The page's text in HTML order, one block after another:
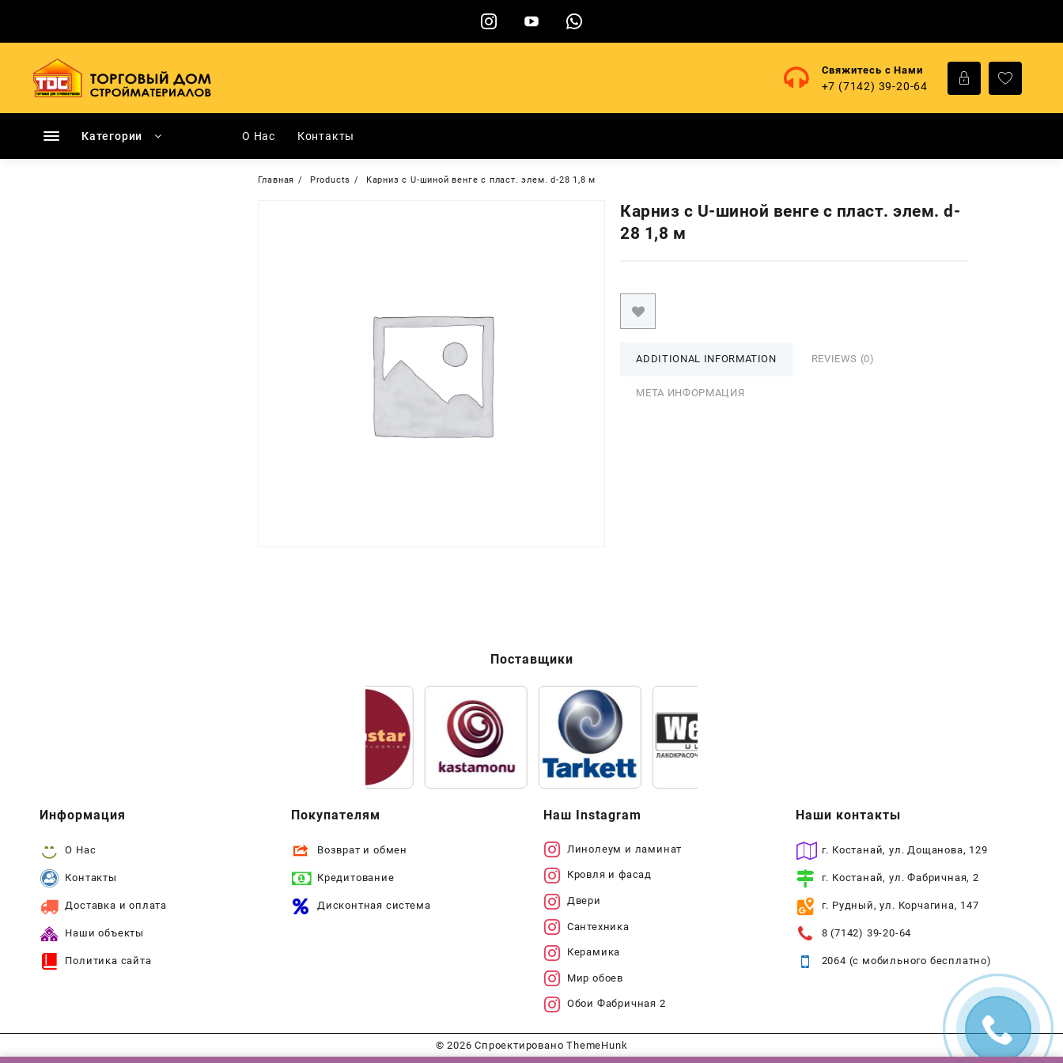
содержимому
Свяжитесь с Нами
+7 (7142) 39-20-64
Категории О Нас Контакты
Главная Products Карниз с U-шиной венге с пласт. элем. d-28 1,8 м
Карниз с U-шиной венге с пласт. элем. d-
28 1,8 м
ADDITIONAL INFORMATION REVIEWS (0)
МЕТА ИНФОРМАЦИЯ
Поставщики
Информация
О Нас
Контакты
Доставка и оплата
Наши объекты
Политика сайта
Покупателям
Возврат и обмен
Кредитование
Дисконтная система
Наш Instagram
Линолеум и ламинат
Кровля и фасад
Двери
Сантехника
Керамика
Мир обоев
Обои Фабричная 2
Наши контакты
г. Костанай, ул. Дощанова, 129
г. Костанай, ул. Фабричная, 2
г. Рудный, ул. Корчагина, 147
8 (7142) 39-20-64
2064 (с мобильного бесплатно)
© 2026Спроектировано ThemeHunk